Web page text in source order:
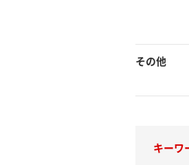
その他
キーワ